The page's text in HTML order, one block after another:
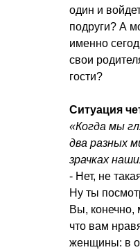
один и
подруги? А
именно
свои
гости?
Ситуация
«Когда мы
два разных
зрачках
- Нет, не
Ну ты
Вы, конечно,
что вам
женщины: в